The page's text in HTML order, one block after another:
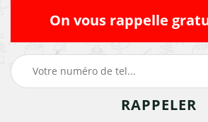
On vous rappelle